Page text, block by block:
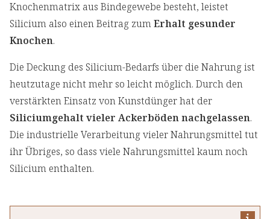
Knochenmatrix aus Bindegewebe besteht, leistet
Silicium also einen Beitrag zumErhalt gesunder
Knochen.
Die Deckung des Silicium-Bedarfs über die Nahrung ist
heutzutage nicht mehr so leicht möglich. Durch den
verstärkten Einsatz von Kunstdünger hat der
Siliciumgehalt vieler Ackerböden nachgelassen.
Die industrielle Verarbeitung vieler Nahrungsmittel tut
ihr Übriges, so dass viele Nahrungsmittel kaum noch
Silicium enthalten.